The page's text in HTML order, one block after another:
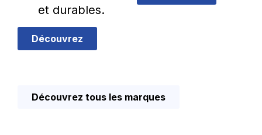
et durables.
Découvrez
Découvrez tous les marques